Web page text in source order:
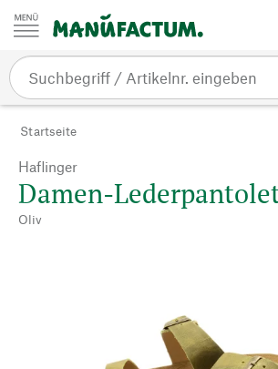
Zum Inhalt springen
Startseite
Haflinger
Damen-
Oliv